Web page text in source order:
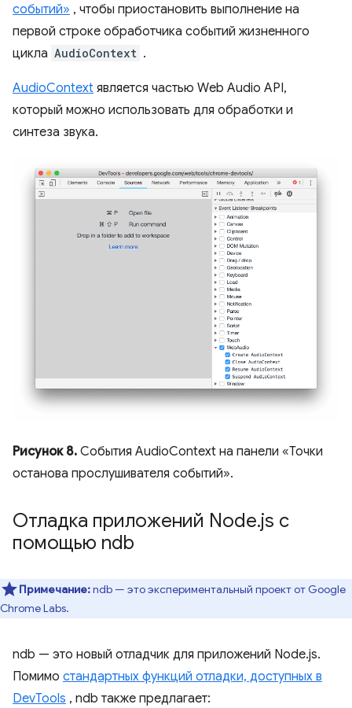
событий» , чтобы приостановить выполнение на
первой строке обработчика событий жизненного
цикла AudioContext .
AudioContext является частью Web Audio API,
который можно использовать для обработки и
синтеза звука.
Рисунок 8. События AudioContext на панели «Точки
останова прослушивателя событий».
Отладка приложений Node.js с
помощью ndb
Примечание:ndb — это экспериментальный проект от Google
Chrome Labs.
ndb — это новый отладчик для приложений Node.js.
Помимо стандартных функций отладки, доступных в
DevTools , ndb также предлагает: